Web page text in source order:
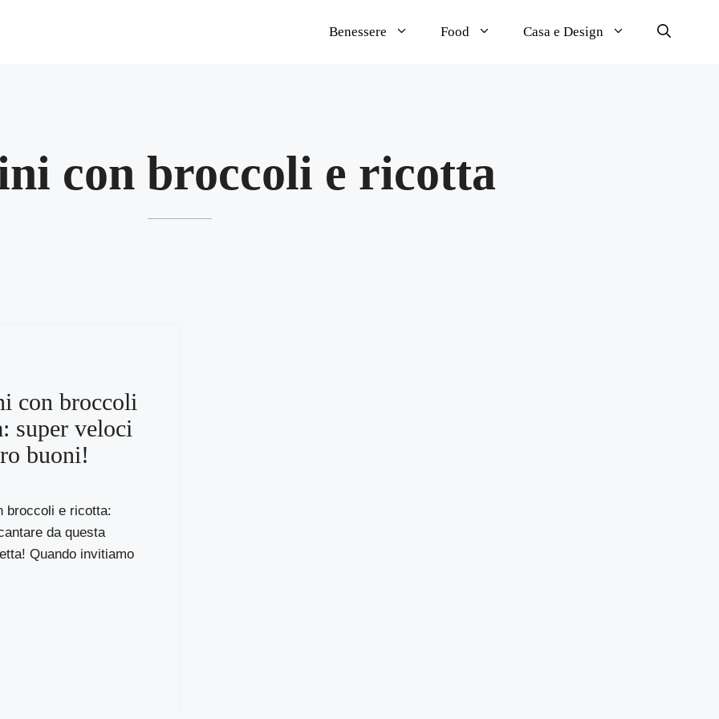
Benessere Food Casa e Design
con broccoli e ricotta
con broccoli
super veloci
buoni!
broccoli e ricotta:
da questa
Quando invitiamo